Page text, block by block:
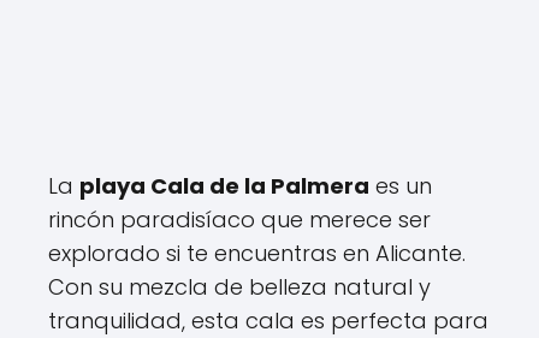
La playa Cala de la Palmera es un
rincón paradisíaco que merece ser
explorado si te encuentras en Alicante.
Con su mezcla de belleza natural y
tranquilidad, esta cala es perfecta para